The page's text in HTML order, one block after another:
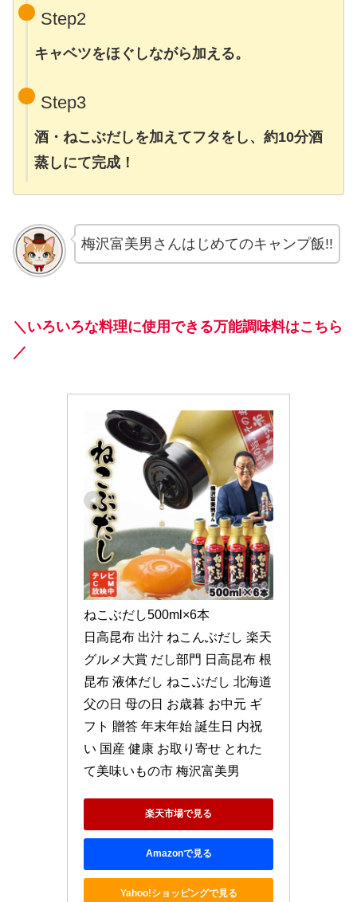
Step2
キャベツをほぐしながら加える。
Step3
酒・ねこぶだしを加えてフタをし、約10分酒
蒸しにて完成！
梅沢富美男さんはじめてのキャンプ飯!!
＼いろいろな料理に使用できる万能調味料はこちら
／
ねこぶだし500ml×6本
日高昆布 出汁 ねこんぶだし 楽天
グルメ大賞 だし部門 日高昆布 根
昆布 液体だし ねこぶだし 北海道
父の日 母の日 お歳暮 お中元 ギ
フト 贈答 年末年始 誕生日 内祝
い 国産 健康 お取り寄せ とれた
て美味いもの市 梅沢富美男
楽天市場で見る
Amazonで見る
Yahoo!ショッピングで見る